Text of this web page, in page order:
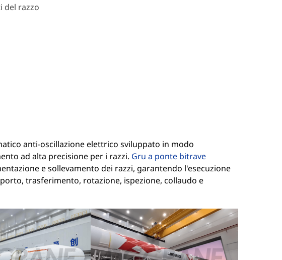
del razzo
anti-oscillazione elettrico sviluppato in modo
ad alta precisione per i razzi. Gru a ponte bitrave
e sollevamento dei razzi, garantendo l'esecuzione
trasferimento, rotazione, ispezione, collaudo e